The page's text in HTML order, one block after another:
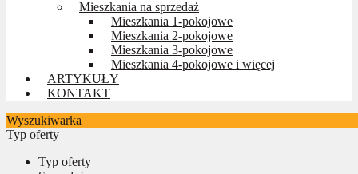
Mieszkania na sprzedaż
Mieszkania 1-pokojowe
Mieszkania 2-pokojowe
Mieszkania 3-pokojowe
Mieszkania 4-pokojowe i więcej
ARTYKUŁY
KONTAKT
Wyszukiwarka
Typ oferty
Typ oferty